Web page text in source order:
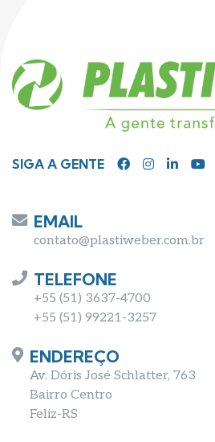
SIGA A GENTE
EMAIL
contato@plastiweber.com.br
TELEFONE
+55 (51) 3637-4700
+55 (51) 99221-3257
ENDEREÇO
Av. Dóris José Schlatter, 763
Bairro Centro
Feliz-RS